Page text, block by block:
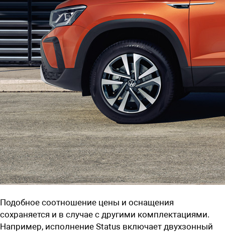
Подобное соотношение цены и оснащения
сохраняется и в случае с другими комплектациями.
Например, исполнение Status включает двухзонный